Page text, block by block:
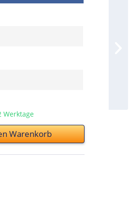
Werktage
Warenkorb